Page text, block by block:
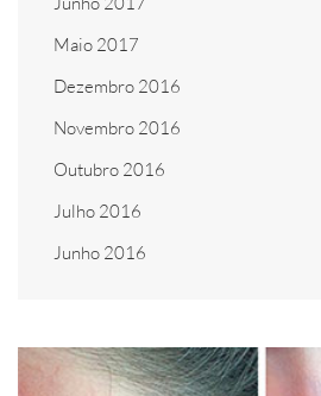
Maio 2017
Dezembro 2016
Novembro 2016
Outubro 2016
Julho 2016
Junho 2016